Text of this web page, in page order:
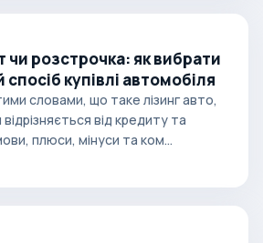
чи розстрочка: як вибрати
купівлі автомобіля
словами, що таке лізинг авто,
від кредиту та
плюси, мінуси та ком...